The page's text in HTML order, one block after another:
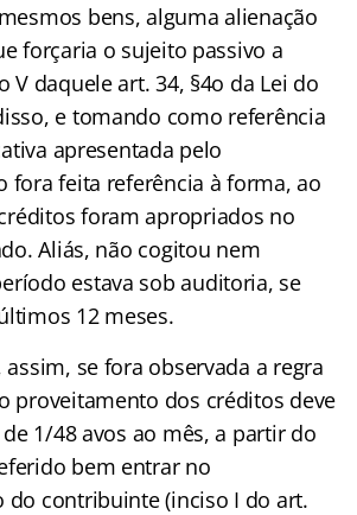
bens, alguma alienação
forçaria o sujeito passivo a
V daquele art. 34, §4o da Lei do
e tomando como referência
apresentada pelo
fora feita referência à forma, ao
foram apropriados no
Aliás, não cogitou nem
estava sob auditoria, se
12 meses.
se fora observada a regra
proveitamento dos créditos deve
1/48 avos ao mês, a partir do
bem entrar no
do contribuinte (inciso I do art.